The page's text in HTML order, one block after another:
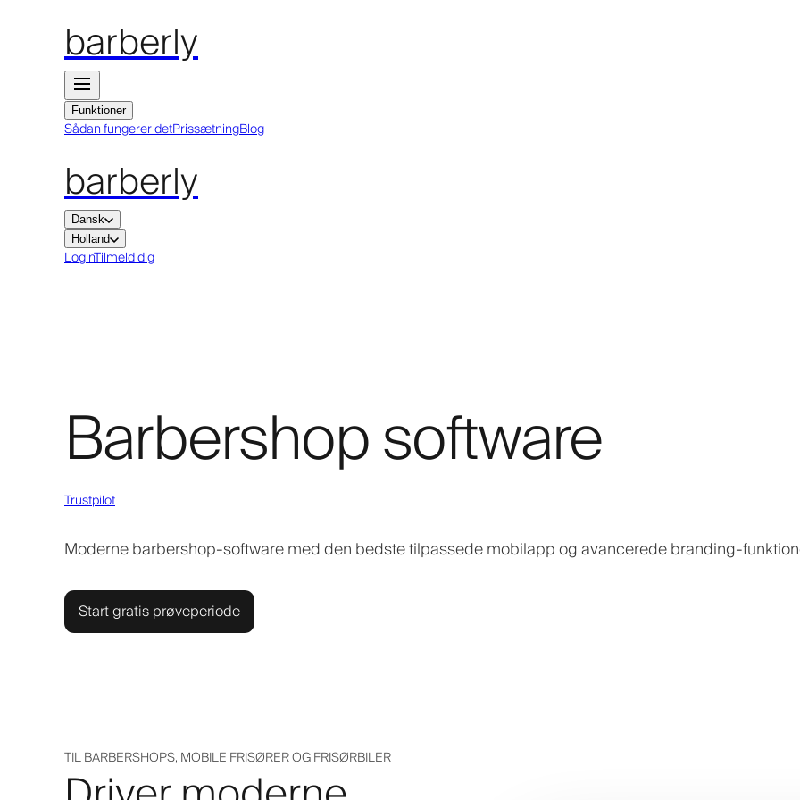
barberly
Funktioner
Sådan fungerer detPrissætningBlog
barberly
Dansk
Holland
LoginTilmeld dig
Barbershop software
Trustpilot
Moderne barbershop-software med den bedste tilpassede mobilapp og avancerede branding-
Start gratis prøveperiode
TIL BARBERSHOPS, MOBILE FRISØRER OG FRISØRBILER